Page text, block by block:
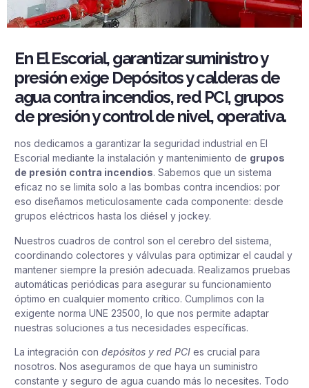
En El Escorial, garantizar suministro y
presión exige Depósitos y calderas de
agua contra incendios, red PCI, grupos
de presión y control de nivel, operativa.
nos dedicamos a garantizar la seguridad industrial en El
Escorial mediante la instalación y mantenimiento de grupos
de presión contra incendios. Sabemos que un sistema
eficaz no se limita solo a las bombas contra incendios: por
eso diseñamos meticulosamente cada componente: desde
grupos eléctricos hasta los diésel y jockey.
Nuestros cuadros de control son el cerebro del sistema,
coordinando colectores y válvulas para optimizar el caudal y
mantener siempre la presión adecuada. Realizamos pruebas
automáticas periódicas para asegurar su funcionamiento
óptimo en cualquier momento crítico. Cumplimos con la
exigente norma UNE 23500, lo que nos permite adaptar
nuestras soluciones a tus necesidades específicas.
La integración con depósitos y red PCI es crucial para
nosotros. Nos aseguramos de que haya un suministro
constante y seguro de agua cuando más lo necesites. Todo